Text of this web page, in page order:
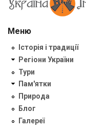
Меню
Історія і традиції
Регіони України
Тури
Пам'ятки
Природа
Блог
Галереї